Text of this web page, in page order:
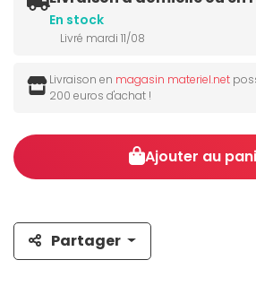
En stock
Livré mardi 11/08
Livraison en magasin materiel.net
200 euros d'achat !
Ajouter au
Partager